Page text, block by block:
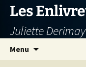
Aller
contenu
Les
Juliette Derimay
Menu